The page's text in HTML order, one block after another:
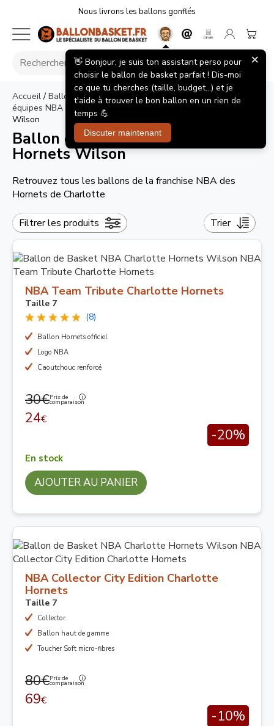
Nous livrons les ballons gonflés
Accueil/ Ballon de Basket NBA / Ballons de Basket des
équipes NBA
Ballon de Basket NBA Charlotte Hornets
Wilson
Ballon de Basket NBA Charlotte
Hornets Wilson
Retrouvez tous les ballons de la franchise NBA des
Hornets de Charlotte
Filtrer les produits Trier
NBA Team Tribute Charlotte Hornets
Taille 7
(8)
Ballon Hornets officiel
Logo NBA
Caoutchouc renforcé
30€Prix de
comparaison
24€
-20%
En stock
AJOUTER AU PANIER
NBA Collector City Edition Charlotte
Hornets
Taille 7
Collector
Ballon haut de gamme
Toucher Soft micro-fibres
80€Prix de
comparaison
69€
-10%
👋 Bonjour, je suis ton assistant perso pour
choisir le ballon de basket parfait ! Dis-moi
ce que tu cherches (taille, budget...) et je
t'aide à trouver le bon ballon en un rien de
temps 💪
Discuter maintenant
×